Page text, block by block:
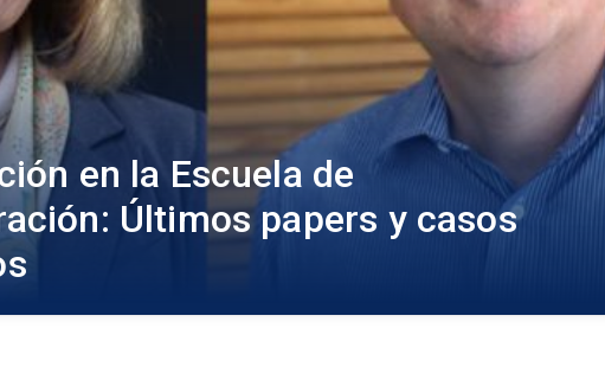
en la Escuela de
Últimos papers y casos